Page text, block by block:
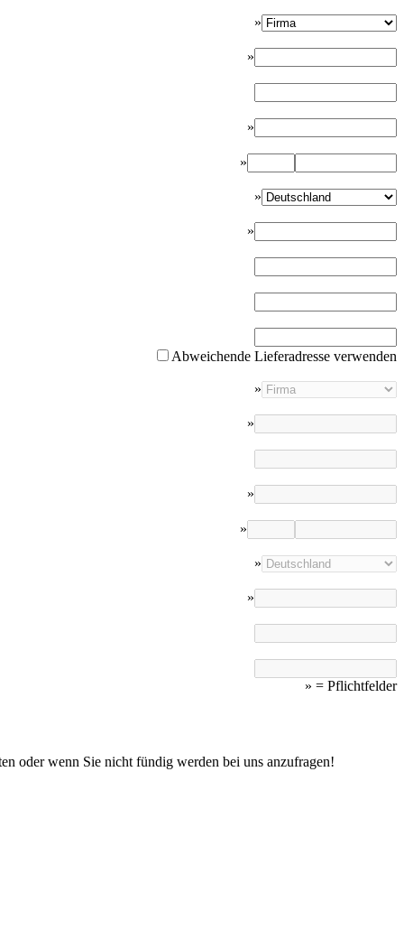
»
»
»
»
»
»
Abweichende Lieferadresse verwenden
»
»
»
»
»
»
» = Pflichtfelder
oder wenn Sie nicht fündig werden bei uns anzufragen!